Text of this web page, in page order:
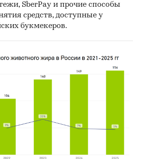
DISCOVERY
анализа документов не
Обработке и анализу подлежат
исследователю документы.
обработанная и
использованию база
информацией об импорте
База включает в себя
SberPay и прочие способы
средств, доступные у
букмекеров.